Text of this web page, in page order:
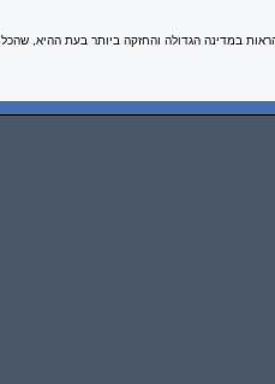
במדינה הגדולה והחזקה ביותר בעת ההיא,